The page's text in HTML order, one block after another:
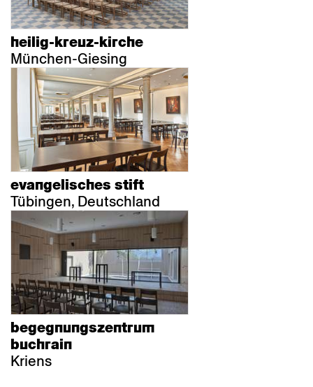
heilig-kreuz-kirche
München-Giesing
evangelisches stift
Tübingen, Deutschland
begegnungszentrum
buchrain
Kriens